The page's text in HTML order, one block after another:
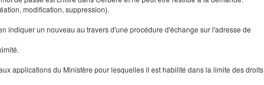
modification, suppression).
indiquer un nouveau au travers d'une procédure d'échange sur l'adresse de
applications du Ministère pour lesquelles il est habilité dans la limite des droits